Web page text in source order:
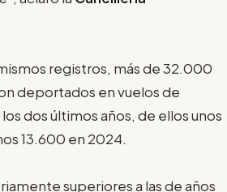
registros, más de 32.000
deportados en vuelos de
los dos últimos años, de ellos unos
13.600 en 2024.
superiores a las de años